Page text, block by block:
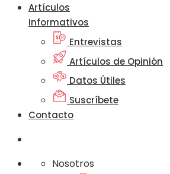
Artículos
Informativos
Entrevistas
Artículos de Opinión
Datos Útiles
Suscríbete
Contacto
Nosotros